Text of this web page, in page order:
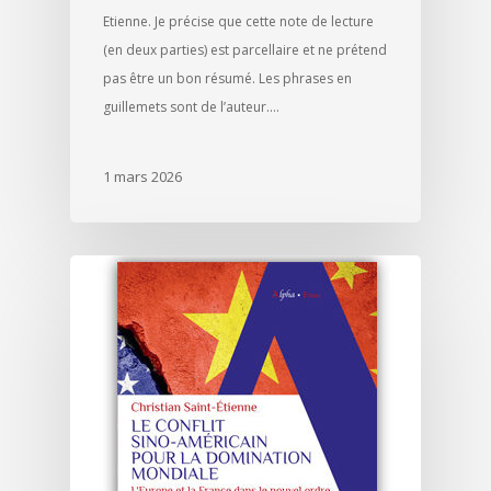
Etienne. Je précise que cette note de lecture
(en deux parties) est parcellaire et ne prétend
pas être un bon résumé. Les phrases en
guillemets sont de l’auteur.…
1 mars 2026